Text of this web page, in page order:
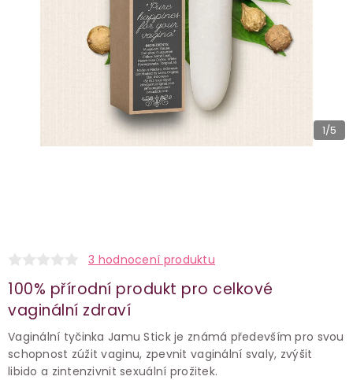
1/5
3 hodnocení produktu
100% přírodní produkt pro celkové
vaginální zdraví
Vaginální tyčinka Jamu Stick je známá především pro svou
schopnost zúžit vaginu, zpevnit vaginální svaly, zvýšit
libido a zintenzivnit sexuální prožitek.